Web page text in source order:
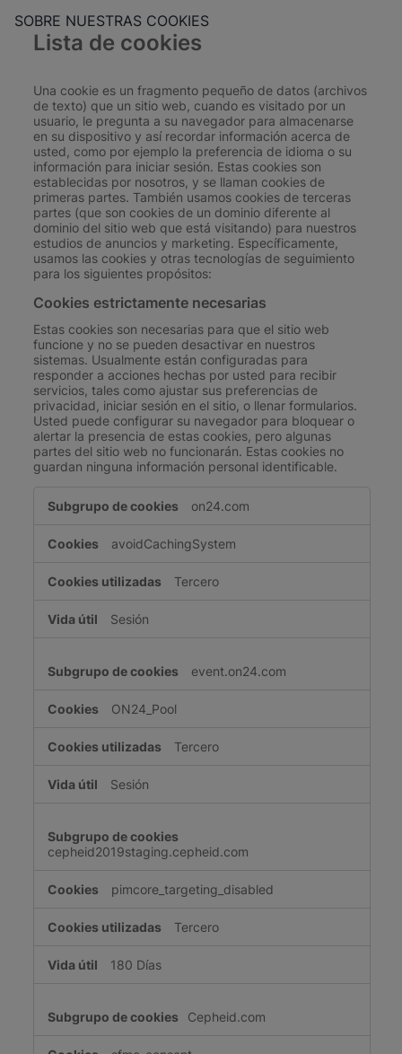
SOBRE NUESTRAS COOKIES
Lista de cookies
Una cookie es un fragmento pequeño de datos (archivos
de texto) que un sitio web, cuando es visitado por un
usuario, le pregunta a su navegador para almacenarse
en su dispositivo y así recordar información acerca de
usted, como por ejemplo la preferencia de idioma o su
información para iniciar sesión. Estas cookies son
establecidas por nosotros, y se llaman cookies de
primeras partes. También usamos cookies de terceras
partes (que son cookies de un dominio diferente al
dominio del sitio web que está visitando) para nuestros
estudios de anuncios y marketing. Específicamente,
usamos las cookies y otras tecnologías de seguimiento
para los siguientes propósitos:
Cookies estrictamente necesarias
Estas cookies son necesarias para que el sitio web
funcione y no se pueden desactivar en nuestros
sistemas. Usualmente están configuradas para
responder a acciones hechas por usted para recibir
servicios, tales como ajustar sus preferencias de
privacidad, iniciar sesión en el sitio, o llenar formularios.
Usted puede configurar su navegador para bloquear o
alertar la presencia de estas cookies, pero algunas
partes del sitio web no funcionarán. Estas cookies no
guardan ninguna información personal identificable.
estrictamente
on24.com
avoidCachingSystem
Tercero
Sesión
event.on24.com
ON24_Pool
Tercero
Sesión
cepheid2019staging.cepheid.com
pimcore_targeting_disabled
Tercero
180 Días
Cepheid.com